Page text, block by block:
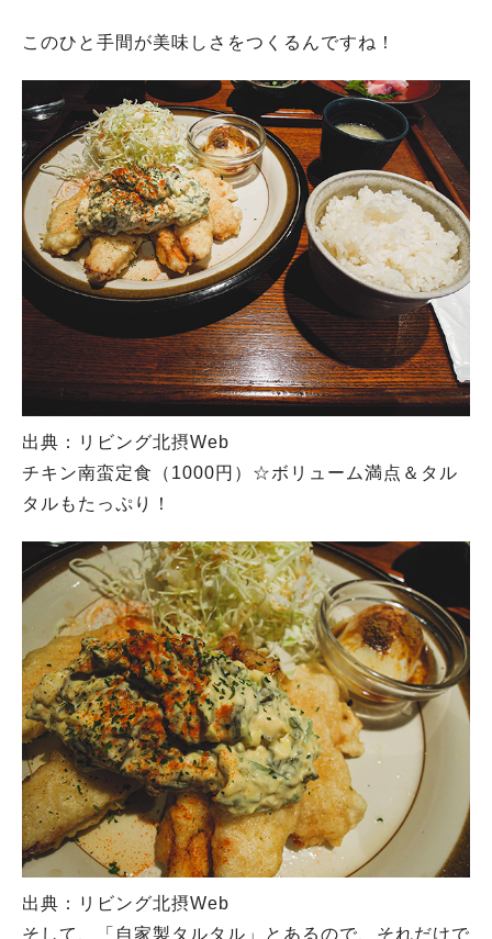
このひと手間が美味しさをつくるんですね！
出典：リビング北摂Web
チキン南蛮定食（1000円）☆ボリューム満点＆タル
タルもたっぷり！
出典：リビング北摂Web
そして、「自家製タルタル」とあるので、それだけで